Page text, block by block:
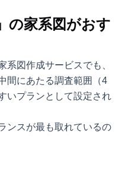
の家系図がおす
系図作成サービスでも、
間にあたる調査範囲（4
いプランとして設定され
ンスが最も取れているの